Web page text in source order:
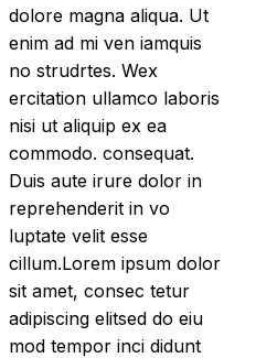
dolore magna aliqua. Ut
enim ad mi ven iamquis
no strudrtes. Wex
ercitation ullamco laboris
nisi ut aliquip ex ea
commodo. consequat.
Duis aute irure dolor in
reprehenderit in vo
luptate velit esse
cillum.Lorem ipsum dolor
sit amet, consec tetur
adipiscing elitsed do eiu
mod tempor inci didunt